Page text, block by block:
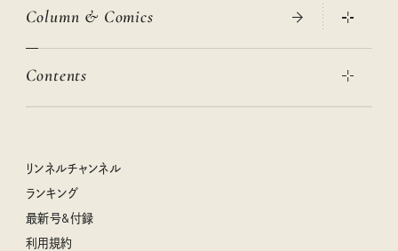
ニトリ・イケア・無印良品で賢くおしゃれなインテリア
絶品、お餅レシピ大集合！
クラフトビール案内
母の日に贈りたい、お花モチーフのアイテム
2026年春夏 トレンドファッションニュース
女子旅おすすめスポット 暮らすように心地いいリンネル旅ガイ
リンネル 暮らしの道具大賞
ナチュラルメイクレッスン
喜ばれる贈り物手帖
Column & Comics
ぐれいさん
空想喫茶トラノコクさんのあの店この店、喫茶訪問日記
圷みほさんのゆるっと週末キャンプ通信
Contents
リンネル暮らし部
リンネルチャンネル
おぱんつ君のわくわく楽しい一週間占い
毎日が心地よくなるリンネルタロット
リンネルチャンネル
ランキング
最新号&付録
利用規約